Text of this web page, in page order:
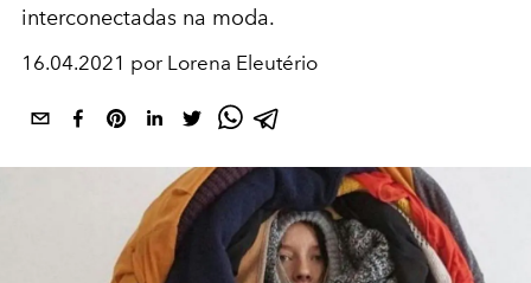
interconectadas na moda.
16.04.2021 por Lorena Eleutério